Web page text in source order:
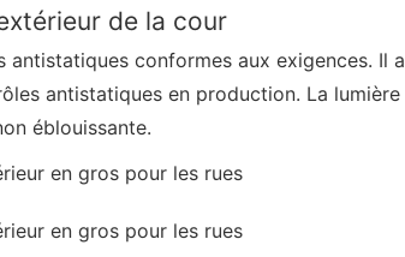
de la cour
conformes aux exigences. Il a
antistatiques en production. La lumière
éblouissante.